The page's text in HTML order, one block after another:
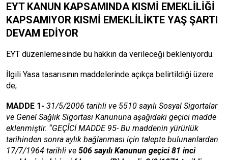
EYT KANUN KAPSAMINDA KISMİ EMEKLİLİĞİ
KAPSAMIYOR KISMİ EMEKLİLİKTE YAŞ ŞARTI
DEVAM EDİYOR
EYT düzenlemesinde bu hakkın da verileceği bekleniyordu.
İlgili Yasa tasarısının maddelerinde açıkça belirtildiği üzere
de;
MADDE 1- 31/5/2006 tarihli ve 5510 sayılı Sosyal Sigortalar
ve Genel Sağlık Sigortası Kanununa aşağıdaki geçici madde
eklenmiştir. “GEÇÎCİ MADDE 95- Bu maddenin yürürlük
tarihinden sonra aylık bağlanması için talepte bulunanlardan
17/7/1964 tarihli ve 506 sayılı Kanunun geçici 81 inci